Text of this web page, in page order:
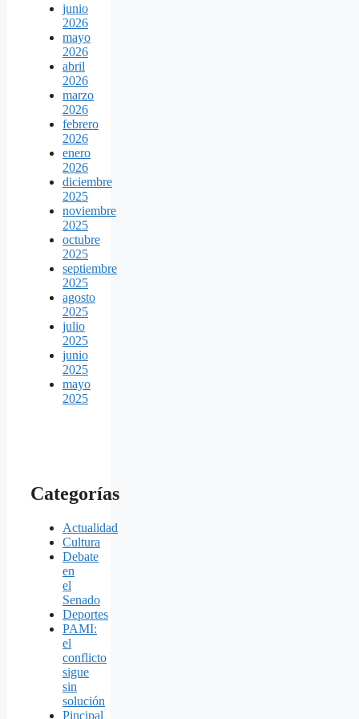
junio
2026
mayo
2026
abril
2026
marzo
2026
febrero
2026
enero
2026
diciembre
2025
noviembre
2025
octubre
2025
septiembre
2025
agosto
2025
julio
2025
junio
2025
mayo
2025
Categorías
Actualidad
Cultura
Debate
en
el
Senado
Deportes
PAMI:
el
conflicto
sigue
sin
solución
Pincipal